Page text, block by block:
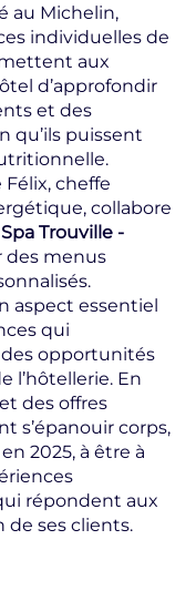
au Michelin,
individuelles de
aux
d’approfondir
et des
qu’ils puissent
cheffe
collabore
Trouville -
des menus
aspect essentiel
qui
opportunités
l’hôtellerie. En
des offres
s’épanouir corps,
2025, à être à
répondent aux
ses clients.